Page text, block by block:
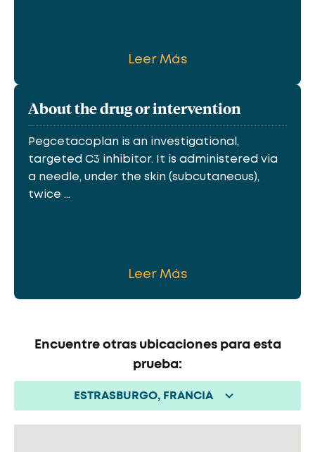
Leer Más
About the drug or intervention
Pegcetacoplan is an investigational,
targeted C3 inhibitor. It is administered via
a needle, under the skin (subcutaneous),
twice ...
Leer Más
Encuentre otras ubicaciones para esta
prueba:
ESTRASBURGO, FRANCIA